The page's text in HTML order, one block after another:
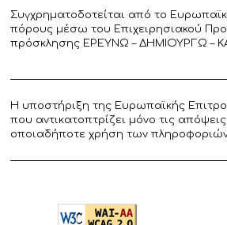
Συγχρηματοδοτείται από το
πόρους μέσω του Επιχειρησιακού
πρόσκλησης ΕΡΕΥΝΩ – ΔΗΜΙΟΥΡΓΩ –
Η υποστήριξη της Ευρωπαϊκής
που αντικατοπτρίζει μόνο τις
οποιαδήποτε χρήση των πληροφοριών